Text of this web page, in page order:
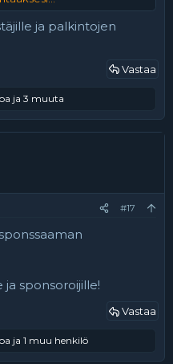
ja palkintojen
Vastaa
ja 3 muuta
#17
ja sponsoroijille!
Vastaa
ja 1 muu henkilö